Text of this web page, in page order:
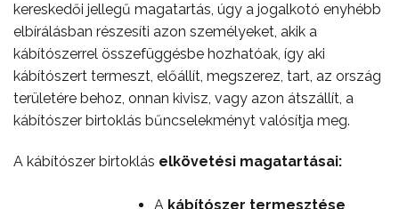
kereskedői jellegű magatartás, úgy a jogalkotó enyhébb
elbírálásban részesíti azon személyeket, akik a
kábítószerrel összefüggésbe hozhatóak, így aki
kábítószert termeszt, előállít, megszerez, tart, az ország
területére behoz, onnan kivisz, vagy azon átszállít, a
kábítószer birtoklás bűncselekményt valósítja meg.
A kábítószer birtoklás elkövetési magatartásai:
A kábítószer termesztése